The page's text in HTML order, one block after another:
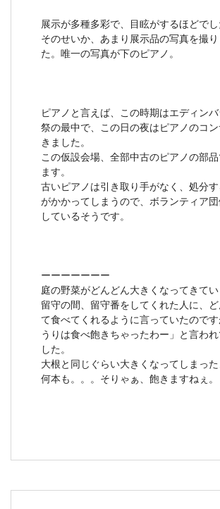
展示が多種多彩で、目眩がするほどでし
そのせいか、あまり展示品の写真を撮
た。唯一の写真が下のピアノ。
ピアノと言えば、この時期はエディン
祭の最中で、この日の夜はピアノのコ
きました。
この仮設会場、全部中古のピアノの部
ます。
古いピアノは引き取り手がなく、処分
がかかってしまうので、ボランティア
しているそうです。
ーーーーーーー
庭の野菜がどんどん大きくなってきてい
留守の間、留守番をしてくれた人に、
て食べてくれるように言っていたので
うりは食べ飽きちゃったわー」と言わ
した。
大根と同じぐらい大きくなってしまっ
何本も。。。そりゃぁ、飽きますねぇ。